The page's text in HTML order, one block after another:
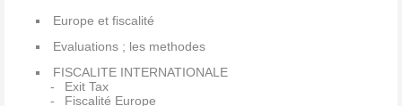
Europe et fiscalité
Evaluations ; les methodes
FISCALITE INTERNATIONALE
Exit Tax
Fiscalité Europe